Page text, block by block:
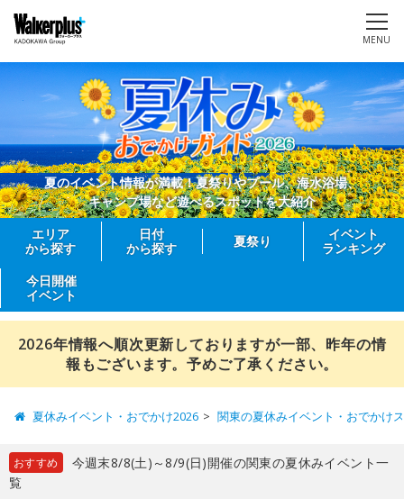
MENU
夏のイベント情報が満載！夏祭りやプール、海水浴場、
キャンプ場など遊べるスポットを大紹介
エリア
から探す
日付
から探す
夏祭り
イベント
ランキング
今日開催
イベント
2026年情報へ順次更新しておりますが一部、昨年の情
報もございます。予めご了承ください。
夏休みイベント・おでかけ2026 関東の夏休みイベント・おでかけ
おすすめ
今週末8/8(土)～8/9(日)開催の関東の夏休みイベント一
覧